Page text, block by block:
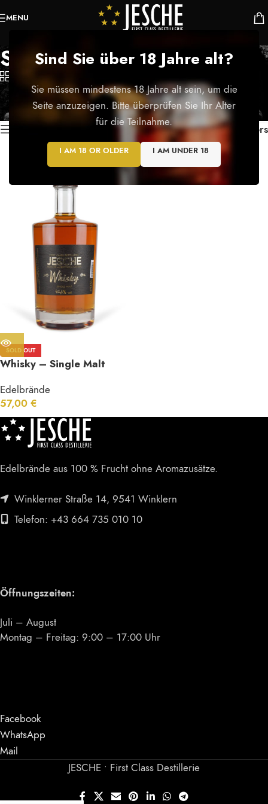
Sind Sie über 18 Jahre alt?
Sie müssen mindestens 18 Jahre alt sein, um die
Seite anzuzeigen. Bitte überprüfen Sie Ihr Alter
für die Teilnahme.
I AM 18 OR OLDER I AM UNDER 18
MENU
Single Malt
Categories
Startseite/Produkte verschlagwortet mit „Single Malt“
Einzelnes Ergebnis wird angezeigt
Filters
SOLD OUT
Whisky – Single Malt
Edelbrände
57,00 €
Edelbrände aus 100 % Frucht ohne Aromazusätze.
Winklerner Straße 14, 9541 Winklern
Telefon: +43 664 735 010 10
Öffnungszeiten:
Juli – August
Montag – Freitag: 9:00 – 17:00 Uhr
Facebook
WhatsApp
Mail
JESCHE • First Class Destillerie